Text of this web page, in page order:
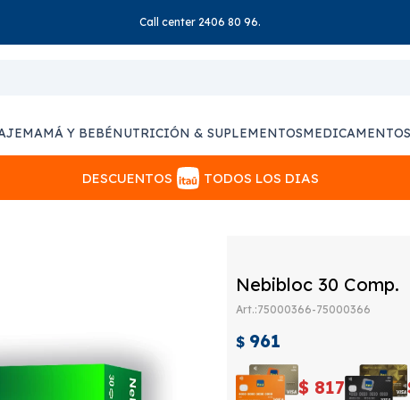
Call center 2406 80 96.
MAMÁ Y BEBÉNUTRICIÓN & SUPLEMENTOSMEDICAMENTOS
DESCUENTOS TODOS LOS DIAS
Nebibloc 30 Comp.
75000366-75000366
$ 961
$ 817